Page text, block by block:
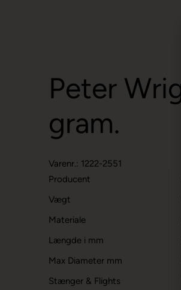
Peter
gram.
Varenr.: 1222-2551
Producent
Vægt
Materiale
Længde i mm
Max Diameter mm
Stænger & Flights